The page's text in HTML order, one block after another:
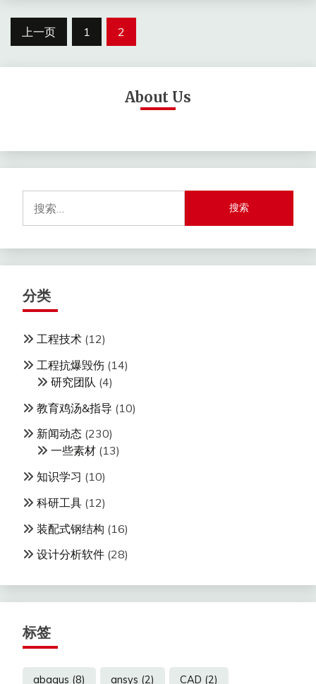
上一页 1 2
About Us
索：
分类
工程技术 (12)
工程抗爆毁伤 (14)
研究团队 (4)
教育鸡汤&指导 (10)
新闻动态 (230)
一些素材 (13)
知识学习 (10)
科研工具 (12)
装配式钢结构 (16)
设计分析软件 (28)
标签
abaqus (8) ansys (2) CAD (2)